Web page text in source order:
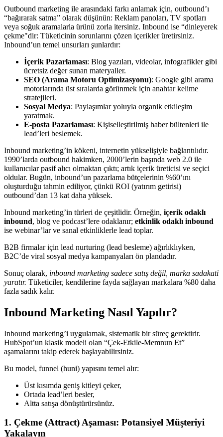
Outbound marketing ile arasındaki farkı anlamak için, outbound’ı
“bağırarak satma” olarak düşünün: Reklam panoları, TV spotları
veya soğuk aramalarla ürünü zorla itersiniz. Inbound ise “dinleyerek
çekme"dir: Tüketicinin sorunlarını çözen içerikler üretirsiniz.
Inbound’un temel unsurları şunlardır:
İçerik Pazarlaması: Blog yazıları, videolar, infografikler gibi
ücretsiz değer sunan materyaller.
SEO (Arama Motoru Optimizasyonu): Google gibi arama
motorlarında üst sıralarda görünmek için anahtar kelime
stratejileri.
Sosyal Medya: Paylaşımlar yoluyla organik etkileşim
yaratmak.
E-posta Pazarlaması: Kişiselleştirilmiş haber bültenleri ile
lead’leri beslemek.
Inbound marketing’in kökeni, internetin yükselişiyle bağlantılıdır.
1990’larda outbound hakimken, 2000’lerin başında web 2.0 ile
kullanıcılar pasif alıcı olmaktan çıktı; artık içerik üreticisi ve seçici
oldular. Bugün, inbound’un pazarlama bütçelerinin %60’ını
oluşturduğu tahmin ediliyor, çünkü ROI (yatırım getirisi)
outbound’dan 13 kat daha yüksek.
Inbound marketing’in türleri de çeşitlidir. Örneğin, içerik odaklı
inbound, blog ve podcast’lere odaklanır; etkinlik odaklı inbound
ise webinar’lar ve sanal etkinliklerle lead toplar.
B2B firmalar için lead nurturing (lead besleme) ağırlıklıyken,
B2C’de viral sosyal medya kampanyaları ön plandadır.
Sonuç olarak, inbound marketing sadece satış değil, marka sadakati
yaratır. Tüketiciler, kendilerine fayda sağlayan markalara %80 daha
fazla sadık kalır.
Inbound Marketing Nasıl Yapılır?
Inbound marketing’i uygulamak, sistematik bir süreç gerektirir.
HubSpot’un klasik modeli olan “Çek-Etkile-Memnun Et”
aşamalarını takip ederek başlayabilirsiniz.
Bu model, funnel (huni) yapısını temel alır:
Üst kısımda geniş kitleyi çeker,
Ortada lead’leri besler,
Altta satışa dönüştürürsünüz.
1. Çekme (Attract) Aşaması: Potansiyel Müşteriyi
Yakalayın